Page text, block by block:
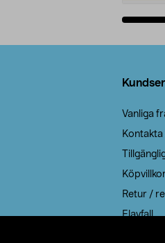
Vanliga
Kontakta
Retur /
Elavfall